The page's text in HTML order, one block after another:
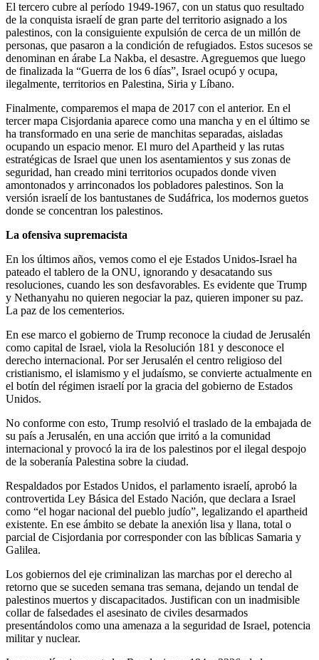
El tercero cubre al período 1949-1967, con un status quo resultado
de la conquista israelí de gran parte del territorio asignado a los
palestinos, con la consiguiente expulsión de cerca de un millón de
personas, que pasaron a la condición de refugiados. Estos sucesos se
denominan en árabe La Nakba, el desastre. Agreguemos que luego
de finalizada la “Guerra de los 6 días”, Israel ocupó y ocupa,
ilegalmente, territorios en Palestina, Siria y Líbano.
Finalmente, comparemos el mapa de 2017 con el anterior. En el
tercer mapa Cisjordania aparece como una mancha y en el último se
ha transformado en una serie de manchitas separadas, aisladas
ocupando un espacio menor. El muro del Apartheid y las rutas
estratégicas de Israel que unen los asentamientos y sus zonas de
seguridad, han creado mini territorios ocupados donde viven
amontonados y arrinconados los pobladores palestinos. Son la
versión israelí de los bantustanes de Sudáfrica, los modernos guetos
donde se concentran los palestinos.
La ofensiva supremacista
En los últimos años, vemos como el eje Estados Unidos-Israel ha
pateado el tablero de la ONU, ignorando y desacatando sus
resoluciones, cuando les son desfavorables. Es evidente que Trump
y Nethanyahu no quieren negociar la paz, quieren imponer su paz.
La paz de los cementerios.
En ese marco el gobierno de Trump reconoce la ciudad de Jerusalén
como capital de Israel, viola la Resolución 181 y desconoce el
derecho internacional. Por ser Jerusalén el centro religioso del
cristianismo, el islamismo y el judaísmo, se convierte actualmente en
el botín del régimen israelí por la gracia del gobierno de Estados
Unidos.
No conforme con esto, Trump resolvió el traslado de la embajada de
su país a Jerusalén, en una acción que irritó a la comunidad
internacional y provocó la ira de los palestinos por el ilegal despojo
de la soberanía Palestina sobre la ciudad.
Respaldados por Estados Unidos, el parlamento israelí, aprobó la
controvertida Ley Básica del Estado Nación, que declara a Israel
como “el hogar nacional del pueblo judío”, legalizando el apartheid
existente. En ese ámbito se debate la anexión lisa y llana, total o
parcial de Cisjordania por corresponder con las bíblicas Samaria y
Galilea.
Los gobiernos del eje criminalizan las marchas por el derecho al
retorno que se suceden semana tras semana, dejando un tendal de
palestinos muertos y discapacitados. Justifican con un inadmisible
collar de falsedades el asesinato de civiles desarmados
presentándolos como una amenaza a la seguridad de Israel, potencia
militar y nuclear.